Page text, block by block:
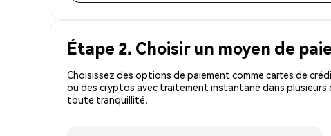
Étape 2. Choisir un moyen de
Choisissez des options de paiement comme cartes de
ou des cryptos avec traitement instantané dans plusieurs
toute tranquillité.